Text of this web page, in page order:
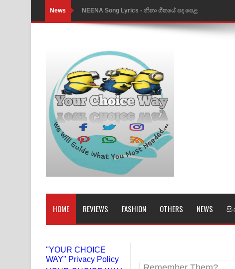
News NEENA Song Lyrics - නීනා ගීතයේ පද පෙළ
Ahimi Wimai Himi Song Lyrics - අහිමි විමයි හිමි ගීතයේ
Mathaka Parana Song Lyrics - මතක පාරනා ගීතයේ පද
Nimnadhen Song Lyrics - නිම්නාදෙන් ගීතයේ පද පෙළ
Obamai Mage Adare Song Lyrics - ඔබමයි මගේ ආදරේ
Pansal Gihin Song Lyrics - පන්සල් ගිහිං ගීතයේ පද පෙළ
Ankeliya Song Lyrics - අංකෙළිය ගීතයේ පද පෙළ
DEAR GOD Song Lyrics - ඩියර් ගෝඩ් ගීතයේ පද පෙළ
MANAMALA KATHA Song Lyrics - මනමාල කතා ගීතයේ
Niwuna Numba Hinda Song Lyrics - නිවුනා නුඹ හින්දා
HOME REVIEWS FASHION OTHERS NEWS
"YOUR CHOICE
WAY" Privacy Policy